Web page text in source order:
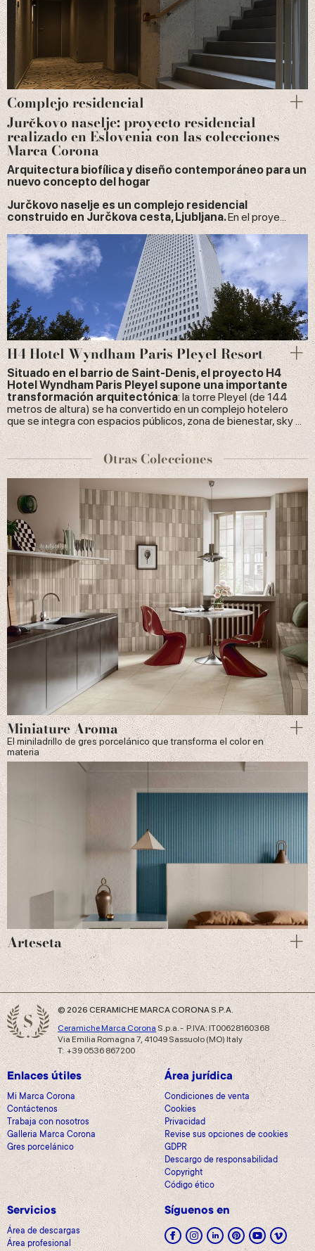
Complejo residencial
Jurčkovo naselje: proyecto residencial
realizado en Eslovenia con las colecciones
Marca Corona
Arquitectura biofílica y diseño contemporáneo para un
nuevo concepto del hogar
Jurčkovo naselje es un complejo residencial
construido en Jurčkova cesta, Ljubljana.En el proye...
H4 Hotel Wyndham Paris Pleyel Resort
Situado en el barrio de Saint-Denis, el proyecto H4
Hotel Wyndham Paris Pleyel supone una importante
transformación arquitectónica: la torre Pleyel (de 144
metros de altura) se ha convertido en un complejo hotelero
que se integra con espacios públicos, zona de bienestar, sky ...
Otras Colecciones
Miniature Aroma
El miniladrillo de gres porcelánico que transforma el color en
materia
Arteseta
© 2026 CERAMICHE MARCA CORONA S.P.A.
Ceramiche Marca Corona S.p.a. - P.IVA: IT00628160368
Via Emilia Romagna 7, 41049 Sassuolo (MO) Italy
T: +39 0536 867200
Enlaces útiles
Mi Marca Corona
Contáctenos
Trabaja con nosotros
Galleria Marca Corona
Gres porcelánico
Área jurídica
Condiciones de venta
Cookies
Privacidad
Revise sus opciones de cookies
GDPR
Descargo de responsabilidad
Copyright
Código ético
Servicios
Área de descargas
Área profesional
Síguenos en